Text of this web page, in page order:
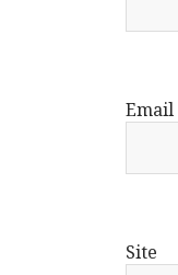
Email
Site